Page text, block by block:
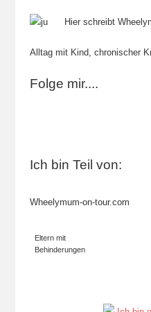
Hier schreibt
Alltag mit Kind, chronischer
Folge mir....
Ich bin Teil von:
Wheelymum-on-tour.com
Eltern mit
Behinderungen